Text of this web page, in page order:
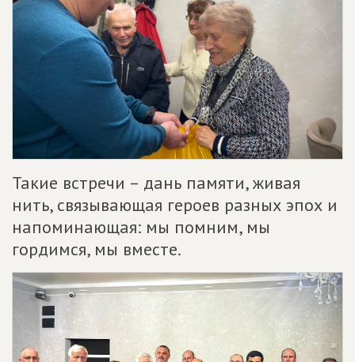
Такие встречи – дань памяти, живая
нить, связывающая героев разных эпох и
напоминающая: мы помним, мы
гордимся, мы вместе.